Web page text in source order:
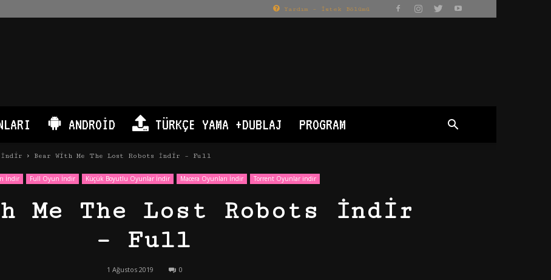
Yardım – İstek Bölümü
ANDROID TÜRKÇE YAMA +DUBLAJ PROGRAM
İndir Bear With Me The Lost Robots İndir – Full
İndir Full Oyun İndir Küçük Boyutlu Oyunlar İndir Macera Oyunları İndir Torrent Oyunlar indir
Me The Lost Robots İndir
– Full
1 Ağustos 2019 0